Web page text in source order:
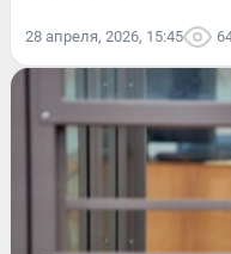
28 апреля, 2026, 15:45